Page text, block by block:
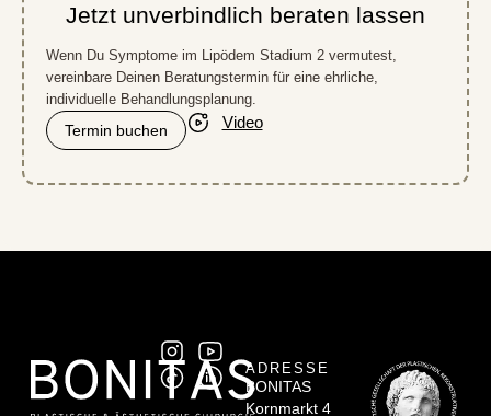
Jetzt unverbindlich beraten lassen
Wenn Du Symptome im Lipödem Stadium 2 vermutest,
vereinbare Deinen Beratungstermin für eine ehrliche,
individuelle Behandlungsplanung.
Termin buchen Video
ADRESSE
BONITAS
Kornmarkt 4